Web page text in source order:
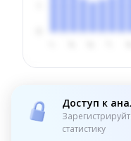
Доступ к
статистику